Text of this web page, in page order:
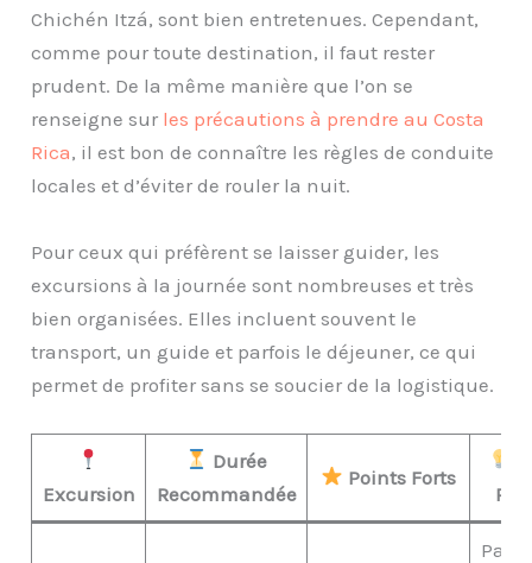
Chichén Itzá, sont bien entretenues. Cependant,
comme pour toute destination, il faut rester
prudent. De la même manière que l’on se
renseigne sur les précautions à prendre au Costa
Rica, il est bon de connaître les règles de conduite
locales et d’éviter de rouler la nuit.
Pour ceux qui préfèrent se laisser guider, les
excursions à la journée sont nombreuses et très
bien organisées. Elles incluent souvent le
transport, un guide et parfois le déjeuner, ce qui
permet de profiter sans se soucier de la logistique.
Excursion
Durée
Recommandée
Points Forts